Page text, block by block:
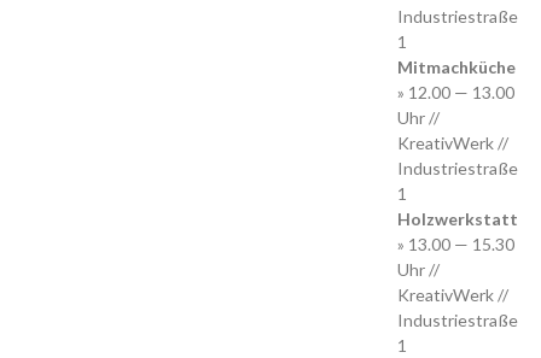
Industriestraße
1
Mitmachküche
» 12.00 — 13.00
Uhr //
KreativWerk //
Industriestraße
1
Holzwerkstatt
» 13.00 — 15.30
Uhr //
KreativWerk //
Industriestraße
1